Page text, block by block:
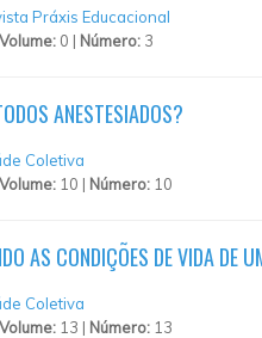
Práxis Educacional
Volume: 0 | Número: 3
ANESTESIADOS?
Coletiva
Volume: 10 | Número: 10
AS CONDIÇÕES DE VIDA DE
Coletiva
Volume: 13 | Número: 13